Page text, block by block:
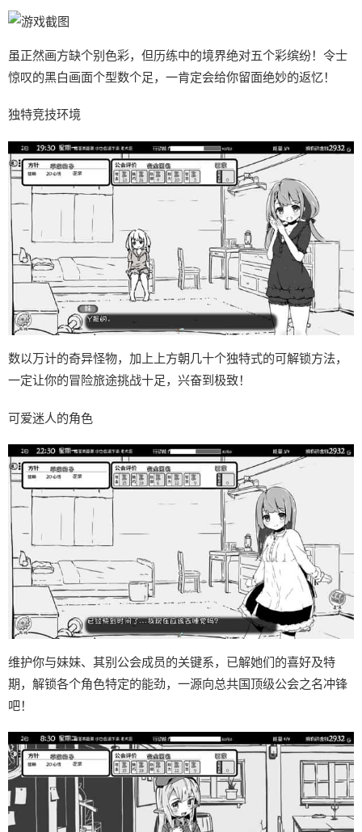
虽正然画方缺个别色彩，但历练中的境界绝对五个彩缤纷！令士
惊叹的黑白画面个型数个足，一肯定会给你留面绝妙的返忆！
独特竞技环境
数以万计的奇异怪物，加上上方朝几十个独特式的可解锁方法，
一定让你的冒险旅途挑战十足，兴奋到极致！
可爱迷人的角色
维护你与妹妹、其别公会成员的关键系，已解她们的喜好及特
期，解锁各个角色特定的能劲，一源向总共国顶级公会之名冲锋
吧！